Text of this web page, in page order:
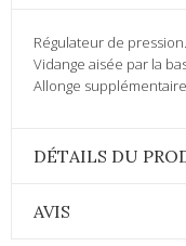
Régulateur de pression.
Vidange aisée par la
Allonge
DÉTAILS DU
AVIS